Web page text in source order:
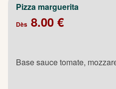
Pizza marguerita
Dès 8.00 €
Base sauce tomate,